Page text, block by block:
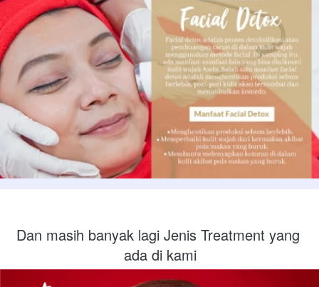
Dan masih banyak lagi Jenis Treatment yang
ada di kami